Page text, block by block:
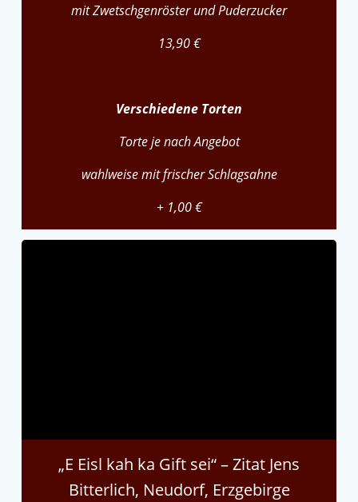
mit Zwetschgenröster und Puderzucker
13,90 €
Verschiedene Torten
Torte je nach Angebot
wahlweise mit frischer Schlagsahne
+ 1,00 €
„E Eisl kah ka Gift sei“ – Zitat Jens
Bitterlich, Neudorf, Erzgebirge